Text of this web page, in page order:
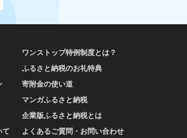
て
ワンストップ特例制度とは？
ふるさと納税のお礼特典
寄附金の使い道
マンガふるさと納税
企業版ふるさと納税とは
よくあるご質問・お問い合わせ